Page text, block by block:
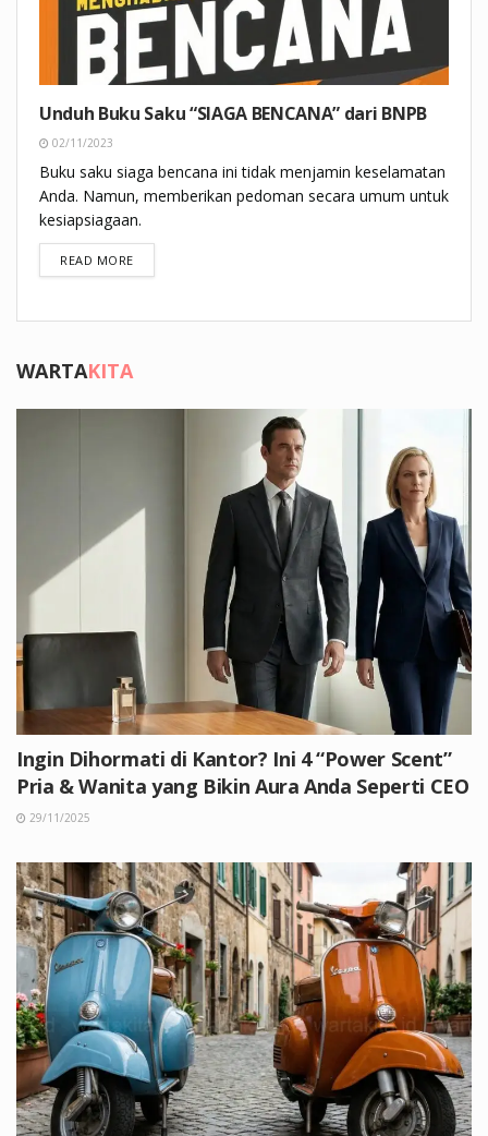
Unduh Buku Saku “SIAGA BENCANA” dari BNPB
02/11/2023
Buku saku siaga bencana ini tidak menjamin keselamatan
Anda. Namun, memberikan pedoman secara umum untuk
kesiapsiagaan.
READ MOREDETAILS
WARTAKITA
Ingin Dihormati di Kantor? Ini 4 “Power Scent”
Pria & Wanita yang Bikin Aura Anda Seperti CEO
29/11/2025